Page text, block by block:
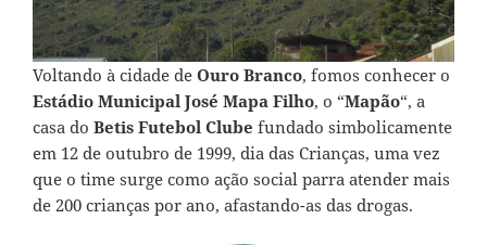
Voltando à cidade de Ouro Branco, fomos conhecer o
Estádio Municipal José Mapa Filho, o “Mapão“, a
casa do Betis Futebol Clube fundado simbolicamente
em 12 de outubro de 1999, dia das Crianças, uma vez
que o time surge como ação social parra atender mais
de 200 crianças por ano, afastando-as das drogas.